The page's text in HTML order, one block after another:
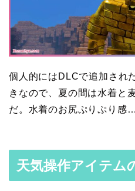
個人的にはDLCで追加され
きなので、夏の間は水着と
だ。水着のお尻ぷりぷり感
天気操作アイテム